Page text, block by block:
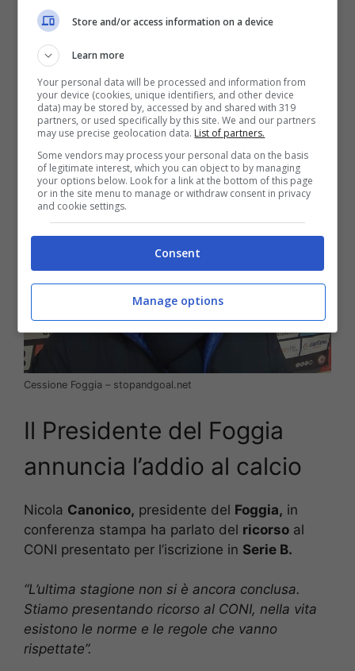
presentato ricorsoal CONI.La volontà è quella
Lega Calcio e di tutte le società interessate.
La Serie B e la Serie C rischiano lo slittamento
dell’inizio dei campionati perché ad oggi non è
ancora chiaro chi giocherà.
Cessione Foggia – stopandgoal.net
Il Presidente del Foggia
annuncia l’addio al calcio
Nicola Canonico, presidente del Foggia, in
conferenza stampa ha parlato del ricorso al
CONI presentato per l’iscrizione in Serie B.
“L’ultima stagione non si è ancora conclusa.
Stiamo presentando ricorso al CONI, nella vita
esistono le norme e le regole che vanno
rispettate”.
Store and/or access information on a device
Learn more
Your personal data will be processed and information from
your device (cookies, unique identifiers, and other device
data) may be stored by, accessed by and shared with 319
partners, or used specifically by this site. We and our partners
may use precise geolocation data. List of partners.
Some vendors may process your personal data on the basis
of legitimate interest, which you can object to by managing
your options below. Look for a link at the bottom of this page
or in the site menu to manage or withdraw consent in privacy
and cookie settings.
Consent
Manage options